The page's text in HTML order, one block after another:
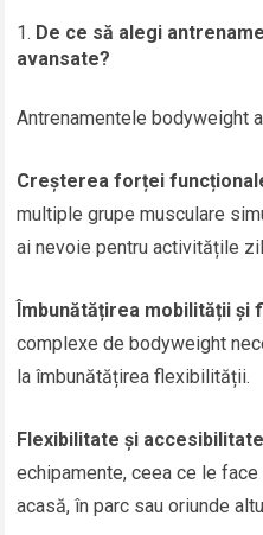
De ce să alegi
avansate?
Antrenamentele bodyweight
Creșterea forței
multiple grupe musculare
ai nevoie pentru activitățile
Îmbunătățirea mobilității și
complexe de bodyweight
la îmbunătățirea flexibilității.
Flexibilitate și
echipamente, ceea ce le
acasă, în parc sau oriunde